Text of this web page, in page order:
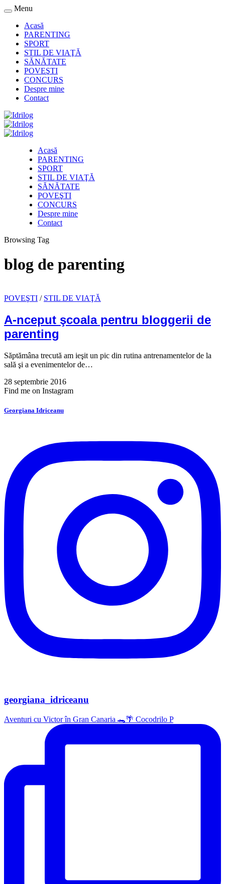
Menu
Acasă
PARENTING
SPORT
STIL DE VIAŢĂ
SĂNĂTATE
POVEŞTI
CONCURS
Despre mine
Contact
Acasă
PARENTING
SPORT
STIL DE VIAŢĂ
SĂNĂTATE
POVEŞTI
CONCURS
Despre mine
Contact
Browsing Tag
blog de parenting
POVEŞTI / STIL DE VIAŢĂ
A-nceput şcoala pentru bloggerii de
parenting
Săptămâna trecută am ieşit un pic din rutina antrenamentelor de la
sală şi a evenimentelor de…
28 septembrie 2016
Find me on Instagram
Georgiana Idriceanu
georgiana_idriceanu
Aventuri cu Victor în Gran Canaria 🐊🌴 Cocodrilo P